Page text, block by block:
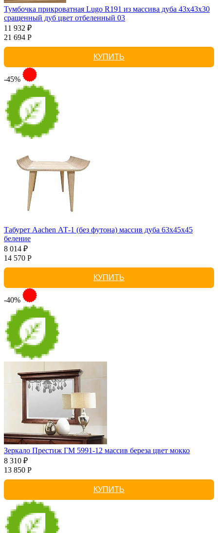
Тумбочка прикроватная Lugo R191 из массива дуба 43х43х30
сращенный дуб цвет отбеленный 03
11 932 ₽
21 694 Р
КУПИТЬ
-45%
Табурет Aachen АТ-1 (без футона) массив дуба 63х45х45
беление
8 014 ₽
14 570 Р
КУПИТЬ
-40%
Зеркало Престиж ГМ 5991-12 массив береза цвет мокко
8 310 ₽
13 850 Р
КУПИТЬ